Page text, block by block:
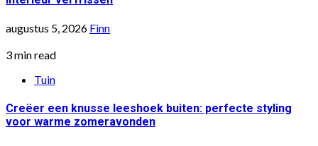
augustus 5, 2026 Finn
3 min read
Tuin
Creëer een knusse leeshoek buiten: perfecte styling
voor warme zomeravonden